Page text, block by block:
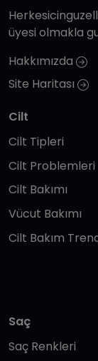
üyesi olmakla
Hakkımızda
Site Haritası
Cilt
Cilt Tipleri
Cilt Problemleri
Cilt Bakımı
Vücut Bakımı
Cilt Bakım
Saç
Saç Renkleri